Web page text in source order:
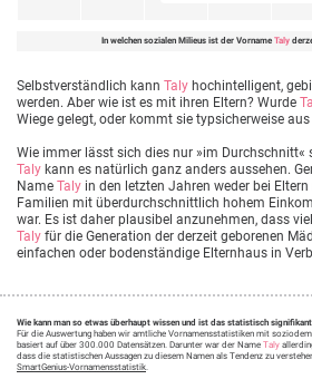
In welchen sozialen Milieus ist der Vorname Taly
Selbstverständlich kann Taly hochintelligent,
werden. Aber wie ist es mit ihren Eltern? Wurde
Wiege gelegt, oder kommt sie typsicherweise
Wie immer lässt sich dies nur »im Durchschnitt«
Taly kann es natürlich ganz anders aussehen.
Name Taly in den letzten Jahren weder bei
Familien mit überdurchschnittlich hohem
war. Es ist daher plausibel anzunehmen, dass
Taly für die Generation der derzeit geborenen
einfachen oder bodenständige Elternhaus in
Wie kann man so etwas überhaupt wissen und ist das statistisch
Für die Auswertung haben wir amtliche Vornamensstatistiken mit
basiert auf über 300.000 Datensätzen. Darunter war der Name Taly
dass die statistischen Aussagen zu diesem Namen als Tendenz zu
SmartGenius-Vornamensstatistik.